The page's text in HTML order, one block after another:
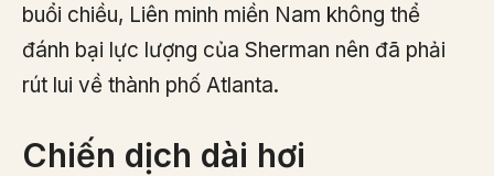
buổi chiều, Liên minh miền Nam không thể
đánh bại lực lượng của Sherman nên đã phải
rút lui về thành phố Atlanta.
Chiến dịch dài hơi